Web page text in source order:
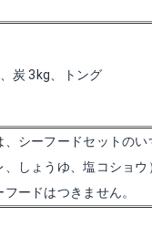
炭 3kg、トング
シーフードセットのい
しょうゆ、塩コショ
ードはつきません。